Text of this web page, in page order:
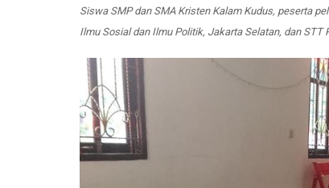
Siswa SMP dan SMA Kristen Kalam Kudus, peserta
Ilmu Sosial dan Ilmu Politik, Jakarta Selatan, dan STT